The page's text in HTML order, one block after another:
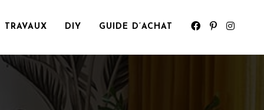
TRAVAUX DIY GUIDE D’ACHAT